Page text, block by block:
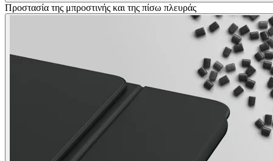
Προστασία της μπροστινής και της πίσω πλευράς